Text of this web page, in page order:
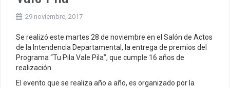
29 noviembre, 2017
Se realizó este martes 28 de noviembre en el Salón de Actos
de la Intendencia Departamental, la entrega de premios del
Programa “Tu Pila Vale Pila”, que cumple 16 años de
realización.
El evento que se realiza año a año, es organizado por la